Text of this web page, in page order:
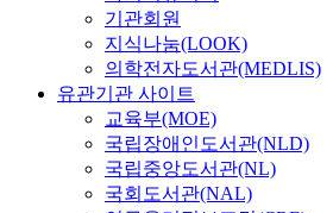
기관회원
지식나눔(LOOK)
의학전자도서관(MEDLIS)
유관기관 사이트
교육부(MOE)
국립장애인도서관(NLD)
국립중앙도서관(NL)
국회도서관(NAL)